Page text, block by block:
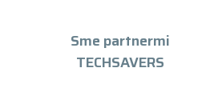
Sme partnermi
TECHSAVERS